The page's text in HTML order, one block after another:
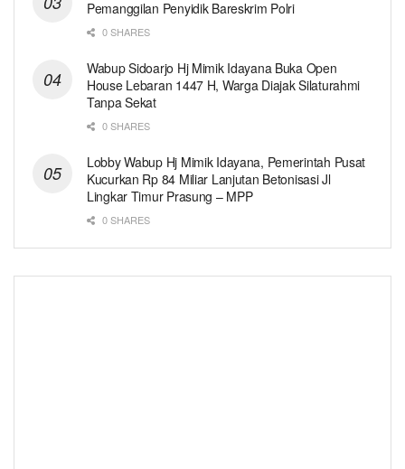
Pemanggilan Penyidik Bareskrim Polri
0 SHARES
Wabup Sidoarjo Hj Mimik Idayana Buka Open
House Lebaran 1447 H, Warga Diajak Silaturahmi
Tanpa Sekat
0 SHARES
Lobby Wabup Hj Mimik Idayana, Pemerintah Pusat
Kucurkan Rp 84 Miliar Lanjutan Betonisasi Jl
Lingkar Timur Prasung – MPP
0 SHARES